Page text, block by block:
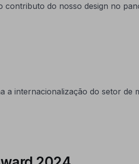
contributo do nosso design no
a internacionalização do setor de